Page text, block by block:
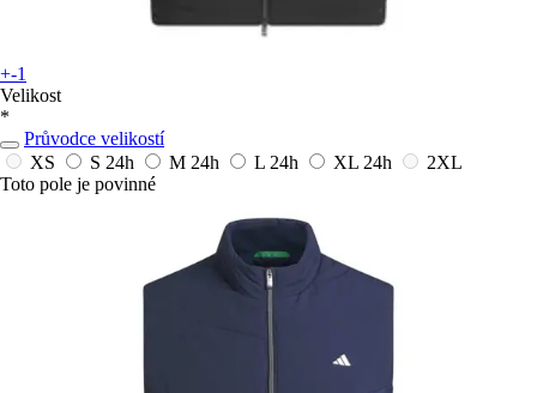
+-1
Velikost
*
Průvodce velikostí
XS
S 24h M 24h L 24h XL 24h
2XL
Toto pole je povinné